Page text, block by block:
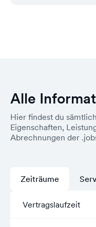
Alle
Hier findest du
Eigenschaften,
Abrechnungen der
Zeiträume
Vertragslaufzeit